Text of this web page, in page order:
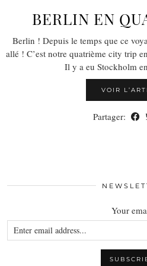
BERLIN EN
Berlin ! Depuis le temps que ce
allé ! C’est notre quatrième city trip
Il y a eu Stockholm
VOIR
Partager:
Your